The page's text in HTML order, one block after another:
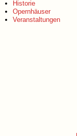
Historie
Opernhäuser
Veranstaltungen